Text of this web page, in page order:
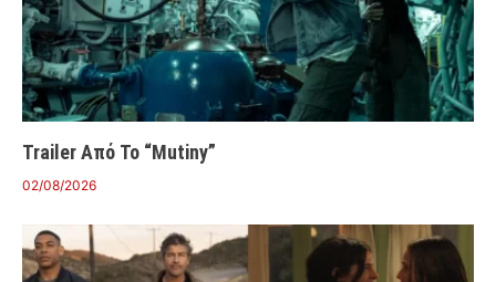
Trailer Από Το “Mutiny”
02/08/2026